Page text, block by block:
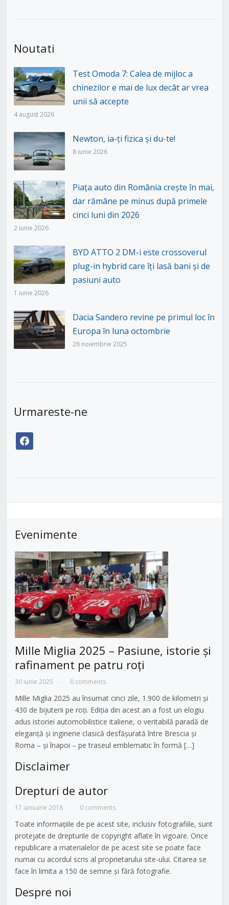
Noutati
Test Omoda 7: Calea de mijloc a
chinezilor e mai de lux decât ar vrea
unii să accepte
4 august 2026
Newton, ia-ți fizica și du-te!
8 iunie 2026
Piața auto din România crește în mai,
dar rămâne pe minus după primele
cinci luni din 2026
2 iunie 2026
BYD ATTO 2 DM-i este crossoverul
plug-in hybrid care îți lasă bani și de
pasiuni auto
1 iunie 2026
Dacia Sandero revine pe primul loc în
Europa în luna octombrie
26 noiembrie 2025
Urmareste-ne
facebook
Evenimente
Mille Miglia 2025 – Pasiune, istorie și
rafinament pe patru roți
30 iunie 2025 0 comments
Mille Miglia 2025 au însumat cinci zile, 1.900 de kilometri și
430 de bijuterii pe roți. Ediția din acest an a fost un elogiu
adus istoriei automobilistice italiene, o veritabilă paradă de
eleganță și inginerie clasică desfășurată între Brescia și
Roma – și înapoi – pe traseul emblematic în formă […]
Disclaimer
Drepturi de autor
17 ianuarie 2018 0 comments
Toate informațiile de pe acest site, inclusiv fotografiile, sunt
protejate de drepturile de copyright aflate în vigoare. Orice
republicare a materialelor de pe acest site se poate face
numai cu acordul scris al proprietarului site-ului. Citarea se
face în limita a 150 de semne și fără fotografie.
Despre noi